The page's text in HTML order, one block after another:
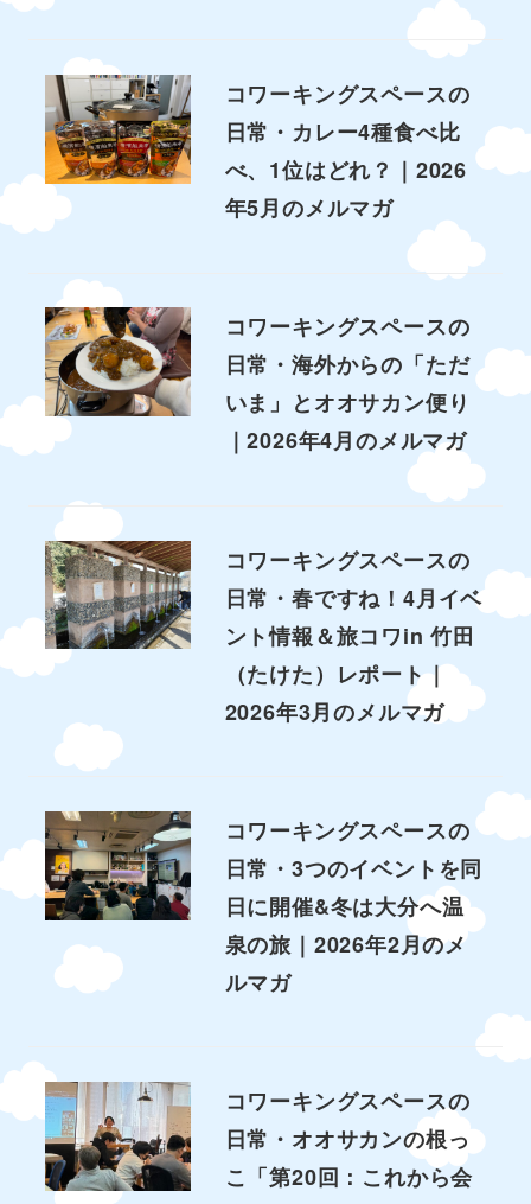
コワーキングスペースの
日常・カレー4種食べ比
べ、1位はどれ？｜2026
年5月のメルマガ
コワーキングスペースの
日常・海外からの「ただ
いま」とオオサカン便り
｜2026年4月のメルマガ
コワーキングスペースの
日常・春ですね！4月イベ
ント情報＆旅コワin 竹田
（たけた）レポート｜
2026年3月のメルマガ
コワーキングスペースの
日常・3つのイベントを同
日に開催&冬は大分へ温
泉の旅｜2026年2月のメ
ルマガ
コワーキングスペースの
日常・オオサカンの根っ
こ「第20回：これから会